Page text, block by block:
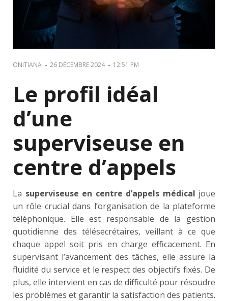
ONITIANA - 26 DÉCEMBRE 2024 - 12:51 PM
Le profil idéal
d’une
superviseuse en
centre d’appels
La superviseuse en centre d’appels médical joue
un rôle crucial dans l’organisation de la plateforme
téléphonique. Elle est responsable de la gestion
quotidienne des télésecrétaires, veillant à ce que
chaque appel soit pris en charge efficacement. En
supervisant l’avancement des tâches, elle assure la
fluidité du service et le respect des objectifs fixés. De
plus, elle intervient en cas de difficulté pour résoudre
les problèmes et garantir la satisfaction des patients.